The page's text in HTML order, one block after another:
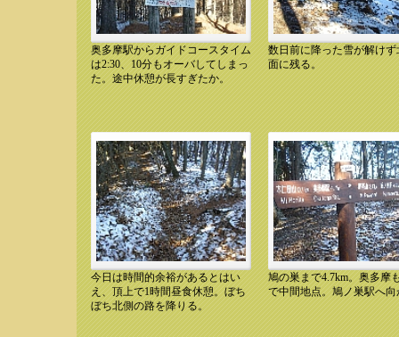
10.12.11 10:41 本仁田山頂上
奥多摩駅からガイドコースタイム
は2:30、10分もオーバしてしまっ
た。途中休憩が長すぎたか。
10.12.11 10:41 北側斜面の
数日前に降った雪が解けず
面に残る。
10.12.11 11:38 下山道
今日は時間的余裕があるとはい
え、頂上で1時間昼食休憩。ぼち
ぼち北側の路を降りる。
10.12.11 11:40 平石尾根
鳩の巣まで4.7km。奥多摩
で中間地点。鳩ノ巣駅へ向